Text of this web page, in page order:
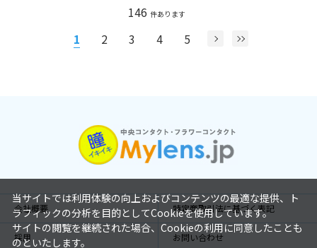
146 件あります
1 2 3 4 5
会社概要 特定商取引法に基づく表記
採用 お問い合わせ
当サイトでは利用体験の向上およびコンテンツの最適な提供、ト
ラフィックの分析を目的としてCookieを使用しています。
サイトの閲覧を継続された場合、Cookieの利用に同意したことも
のといたします。